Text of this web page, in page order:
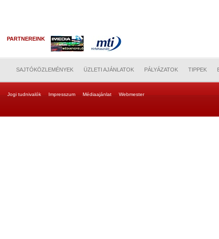
PARTNEREINK
SAJTÓKÖZLEMÉNYEK ÜZLETI AJÁNLATOK PÁLYÁZATOK TIPPEK
Jogi tudnivalók Impresszum Médiaajánlat Webmester